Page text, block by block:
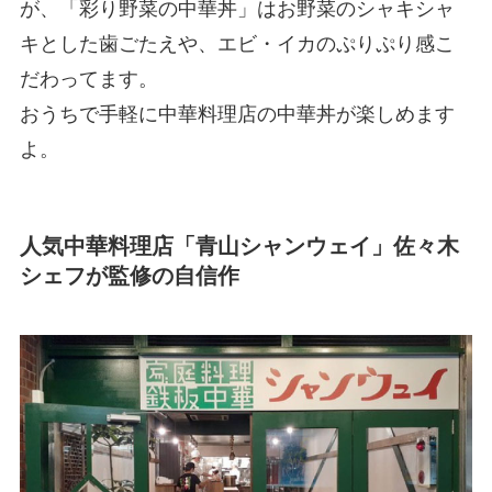
が、「彩り野菜の中華丼」はお野菜のシャキシャ
キとした歯ごたえや、エビ・イカのぷりぷり感こ
だわってます。
おうちで手軽に中華料理店の中華丼が楽しめます
よ。
人気中華料理店「青山シャンウェイ」佐々木
シェフが監修の自信作